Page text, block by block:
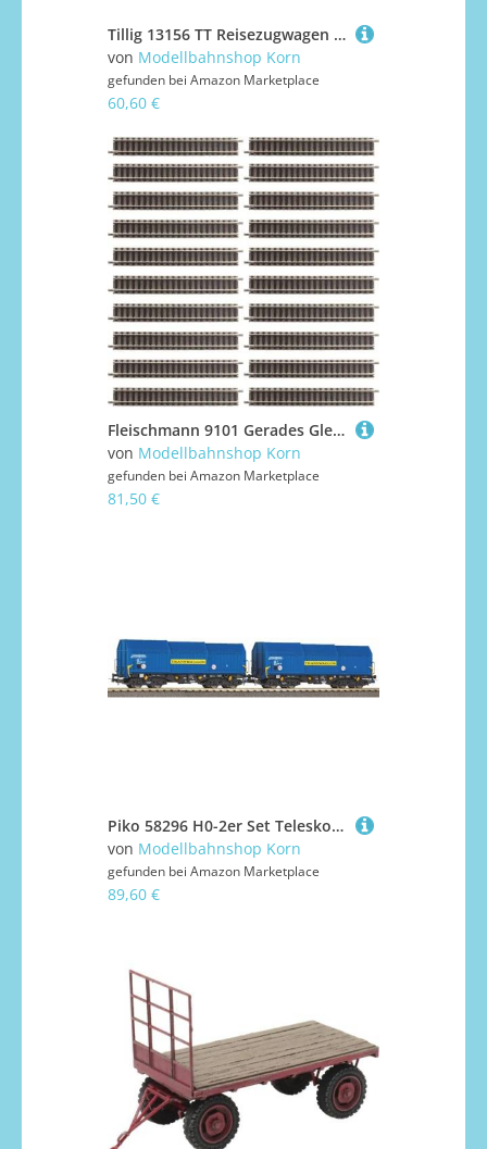
Tillig 13156 TT Reisezugwagen 2. Klasse der DR, Ep. III
von Modellbahnshop Korn
gefunden bei Amazon Marketplace
60,60 €
Fleischmann 9101 Gerades Gleis Länge 111 mm (20 Stück)
von Modellbahnshop Korn
gefunden bei Amazon Marketplace
81,50 €
Piko 58296 H0-2er Set Teleskophaubenwagen, Transwaggon, Ep.V
von Modellbahnshop Korn
gefunden bei Amazon Marketplace
89,60 €